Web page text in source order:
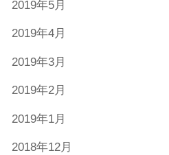
2019年5月
2019年4月
2019年3月
2019年2月
2019年1月
2018年12月